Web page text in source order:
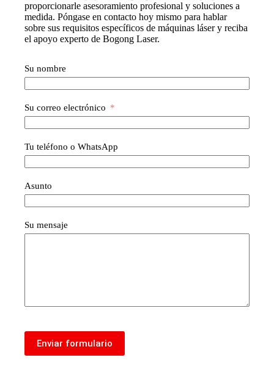
proporcionarle asesoramiento profesional y soluciones a
medida. Póngase en contacto hoy mismo para hablar
sobre sus requisitos específicos de máquinas láser y reciba
el apoyo experto de Bogong Laser.
Su nombre
Su correo electrónico
Tu teléfono o WhatsApp
Asunto
Su mensaje
Enviar formulario